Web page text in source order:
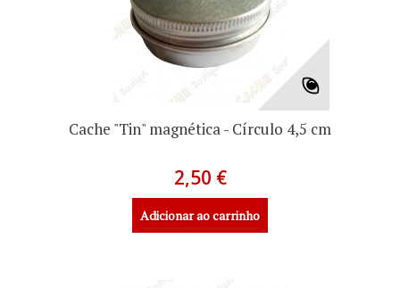
Cache "Tin" magnética - Círculo 4,5 cm
2,50 €
Adicionar ao carrinho